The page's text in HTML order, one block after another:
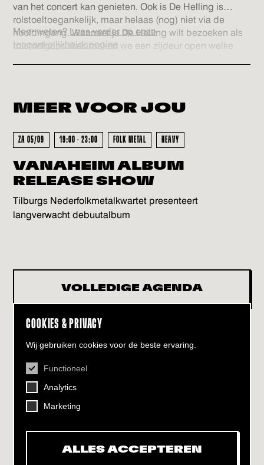
COOKIES & PRIVACY
Wij gebruiken cookies voor de beste ervaring.
Functioneel
Analytics
Marketing
ALLES ACCEPTEREN
van het concert kan genieten. Ook is De Helling is
rolstoeltoegankelijk, maar helaas (nog) niet via de
hoofdingang. Wanneer je De Helling wilt bezoeken als
rolstoelgebruiker, maken we een zijdeur open welke
info@dehelling.nlof+31 (0)30 – 22 19 944
Meer weten? Lees verder op onze
toegankelijkheidspagina
MEER VOORJOU
ZA 05/09 19:00 - 23:00 FOLK METAL HEAVY
VANAHEIM ALBUM
RELEASE SHOW
Tilburgs Nederfolkmetalkwartet presenteert
langverwacht debuutalbum
VOLLEDIGE AGENDA
CONTACT
Helling 7, 3523 CB Utrecht